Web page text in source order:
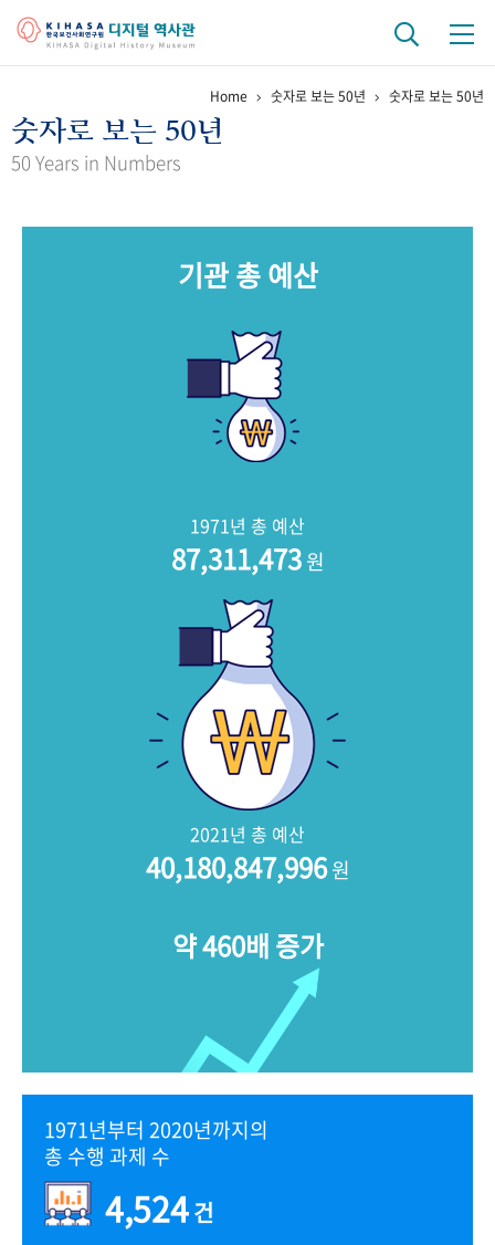
걸어온 길 기관 변천사 역대 기관장
키워드로 보는 연구 역사
문서 기록물 행정박물
Home 숫자로 보는 50년 숫자로 보는 50년
숫자로 보는 50년
50 Years in Numbers
기관 총 예산
1971년 총 예산
87,311,473원
2021년 총 예산
40,180,847,996원
약 460배 증가
1971년부터 2020년까지의
총 수행 과제 수
4,524건